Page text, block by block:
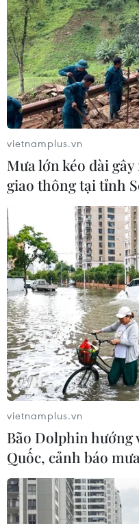
vietnamplus.vn
Mưa lớn kéo dài
giao thông tại tỉnh
vietnamplus.vn
Bão Dolphin
Quốc, cảnh báo